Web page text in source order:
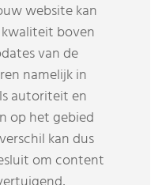
website kan
boven
van de
namelijk in
autoriteit en
op het gebied
kan dus
om content